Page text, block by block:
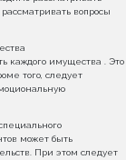
вопросы
каждого имущества . Это
того, следует
может быть
При этом следует